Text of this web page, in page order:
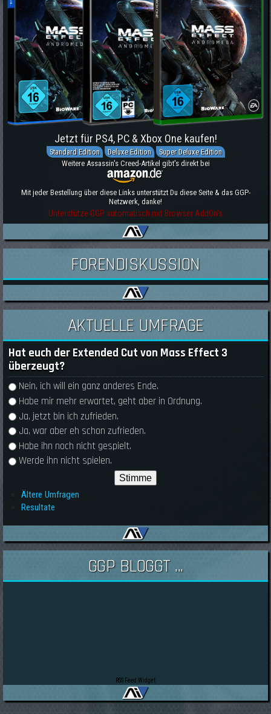
Jetzt für PS4, PC & Xbox One kaufen!
Standard Edition Deluxe Edition
Super Deluxe Edition
Weitere Assassin's Creed-Artikel gibt's direkt bei
Mit jeder Bestellung über diese Links unterstützt Du diese Seite & das GGP-
Netzwerk, danke!
Unterstütze GGP automatisch mit Browser AddOn's
FORENDISKUSSION
AKTUELLE UMFRAGE
Hat euch der Extended Cut von Mass Effect 3
überzeugt?
Auswahlmöglichkeiten
Nein, ich will ein ganz anderes Ende.
Habe mir mehr erwartet, geht aber in Ordnung.
Ja, jetzt bin ich zufrieden.
Ja, war aber eh schon zufrieden.
Habe ihn noch nicht gespielt.
Werde ihn nicht spielen.
Ältere Umfragen
Resultate
GGP BLOGGT ...
RSS Feed Widget